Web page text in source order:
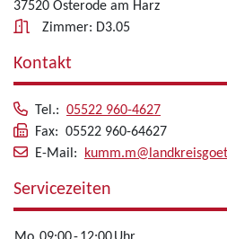
37520 Osterode am Harz
Zimmer: D3.05
Kontakt
Tel.: 05522 960-4627
Fax: 05522 960-64627
E-Mail:
Servicezeiten